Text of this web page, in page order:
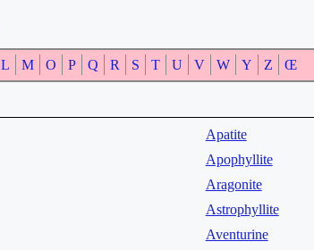
L M O P Q R S T U V W Y Z Œ
Apatite
Apophyllite
Aragonite
Astrophyllite
Aventurine